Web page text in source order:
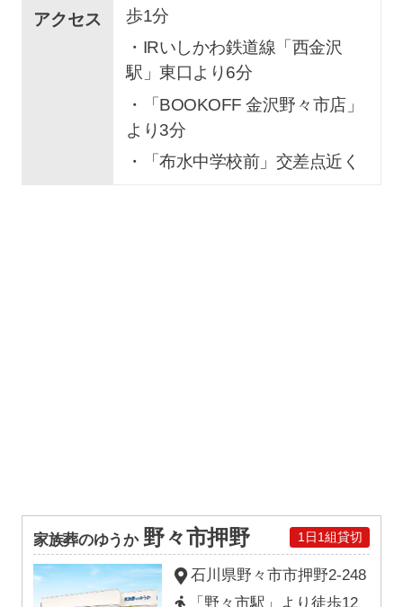
アクセス
歩1分
・IRいしかわ鉄道線「西金沢
駅」東口より6分
・「BOOKOFF 金沢野々市店」
より3分
・「布水中学校前」交差点近く
家族葬のゆうか 野々市押野 1日1組貸切
石川県野々市市押野2-248
「野々市駅」より徒歩12